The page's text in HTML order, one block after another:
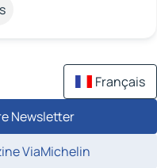
Français
Newsletter
ViaMichelin